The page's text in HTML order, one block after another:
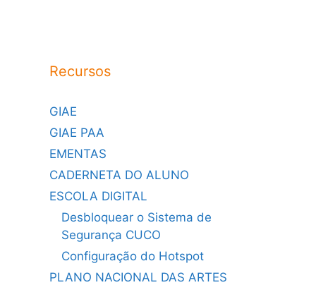
Recursos
GIAE
GIAE PAA
EMENTAS
CADERNETA DO ALUNO
ESCOLA DIGITAL
Desbloquear o Sistema de
Segurança CUCO
Configuração do Hotspot
PLANO NACIONAL DAS ARTES